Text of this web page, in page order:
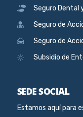
Seguro Dental
Seguro de
Seguro de
Subsidio de
SEDE SOCIAL
Estamos aquí para